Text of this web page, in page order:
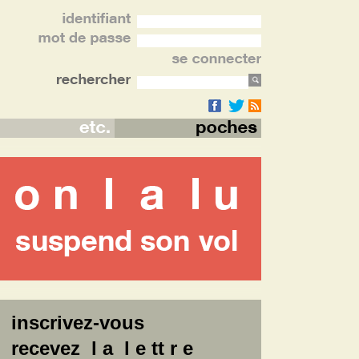
inscrivez-vous
recevez l a l e tt r e